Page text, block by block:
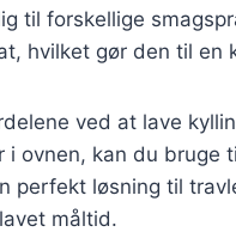
til forskellige
hvilket gør den til en
ved at lave
i ovnen, kan du bruge
perfekt løsning til
måltid.